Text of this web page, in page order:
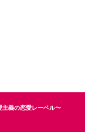
主義の恋愛レーベル〜